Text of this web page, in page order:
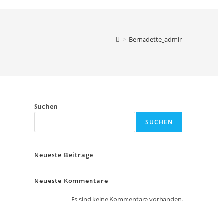
> Bernadette_admin
Suchen
SUCHEN
Neueste Beiträge
Neueste Kommentare
Es sind keine Kommentare vorhanden.